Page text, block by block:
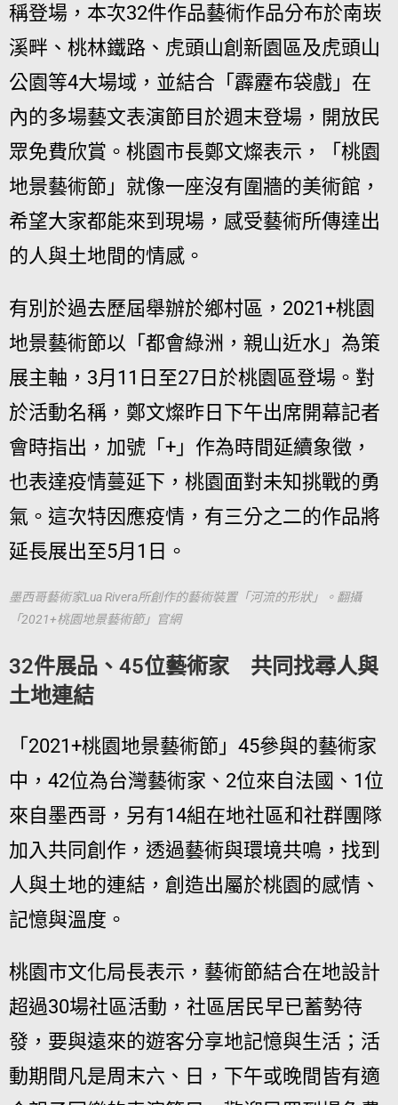
稱登場，本次32件作品藝術作品分布於南崁
溪畔、桃林鐵路、虎頭山創新園區及虎頭山
公園等4大場域，並結合「霹靂布袋戲」在
內的多場藝文表演節目於週末登場，開放民
眾免費欣賞。桃園市長鄭文燦表示，「桃園
地景藝術節」就像一座沒有圍牆的美術館，
希望大家都能來到現場，感受藝術所傳達出
的人與土地間的情感。
有別於過去歷屆舉辦於鄉村區，2021+桃園
地景藝術節以「都會綠洲，親山近水」為策
展主軸，3月11日至27日於桃園區登場。對
於活動名稱，鄭文燦昨日下午出席開幕記者
會時指出，加號「+」作為時間延續象徵，
也表達疫情蔓延下，桃園面對未知挑戰的勇
氣。這次特因應疫情，有三分之二的作品將
延長展出至5月1日。
墨西哥藝術家Lua Rivera所創作的藝術裝置「河流的形狀」。翻攝
「2021+桃園地景藝術節」官網
32件展品、45位藝術家 共同找尋人與
土地連結
「2021+桃園地景藝術節」45參與的藝術家
中，42位為台灣藝術家、2位來自法國、1位
來自墨西哥，另有14組在地社區和社群團隊
加入共同創作，透過藝術與環境共鳴，找到
人與土地的連結，創造出屬於桃園的感情、
記憶與溫度。
桃園市文化局長表示，藝術節結合在地設計
超過30場社區活動，社區居民早已蓄勢待
發，要與遠來的遊客分享地記憶與生活；活
動期間凡是周末六、日，下午或晚間皆有適